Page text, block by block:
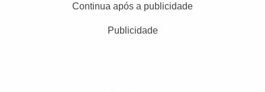
Continua após a publicidade
Publicidade